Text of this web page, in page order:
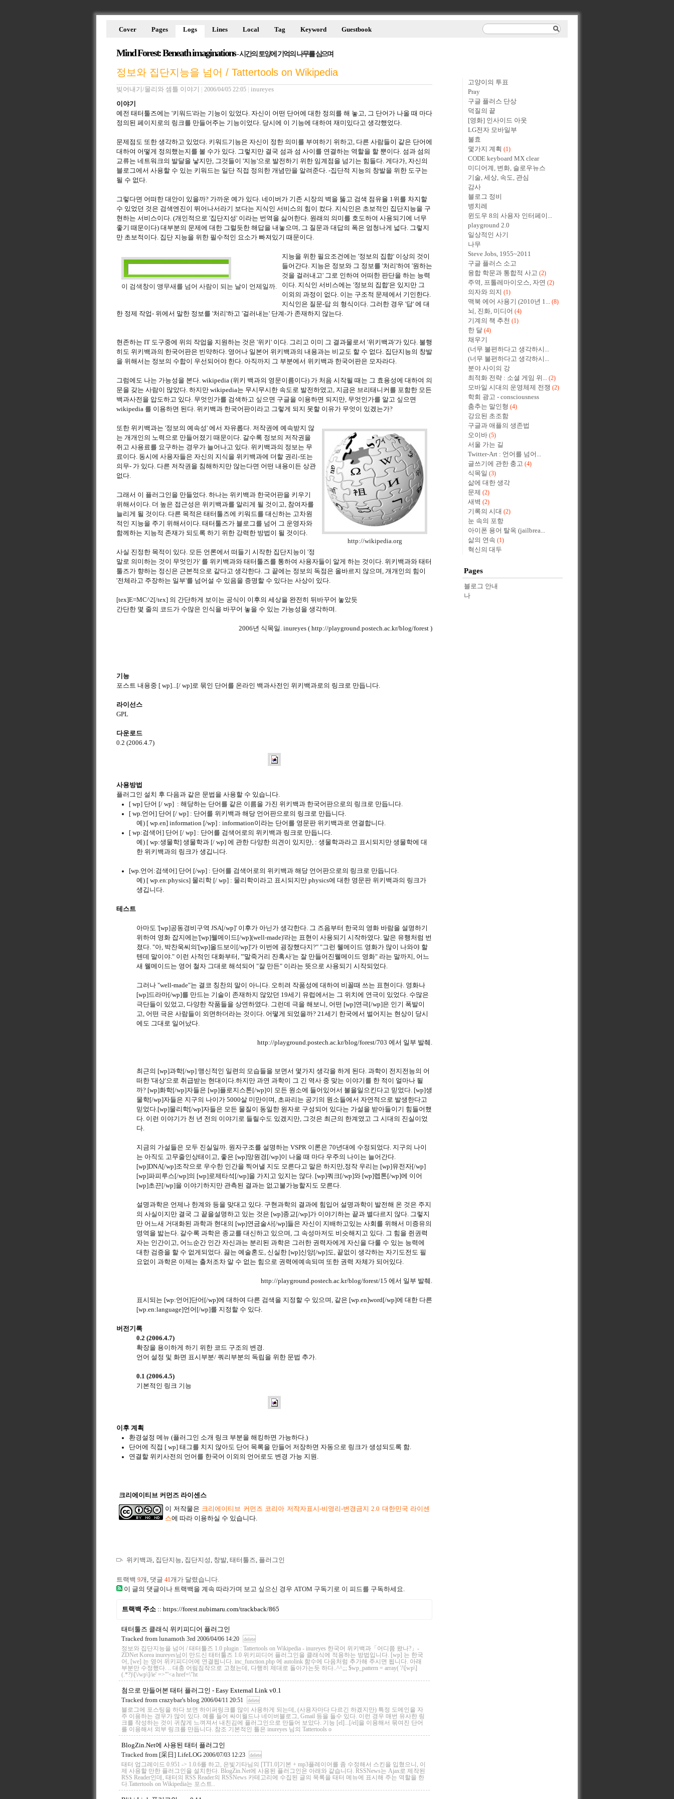
Mind Forest: Beneath imaginations- 시간의 토양에 기억의 나무를 심으며
Cover Pages Logs Lines Local Tag Keyword Guestbook
정보와 집단지능을 넘어 / Tattertools on Wikipedia
빚어내기/물리와 셈틀 이야기 2006/04/05 22:05 inureyes
이야기
예전 태터툴즈에는 '키워드'라는 기능이 있었다. 자신이 어떤 단어에 대한 정의를 해 놓고, 그 단어가 나올 때 마다
정의된 페이지로의 링크를 만들어주는 기능이었다. 당시에 이 기능에 대하여 재미있다고 생각했었다.
문제점도 또한 생각하고 있었다. 키워드기능은 자신이 정한 의미를 부여하기 위하고, 다른 사람들이 같은 단어에
대하여 어떻게 정의했는지를 볼 수가 있다. 그렇지만 결국 섬과 섬 사이를 연결하는 역할을 할 뿐이다. 섬과 섬의
교류는 네트워크의 발달을 낳지만, 그것들이 '지능'으로 발전하기 위한 임계점을 넘기는 힘들다. 게다가, 자신의
블로그에서 사용할 수 있는 키워드는 일단 직접 정의한 개념만을 알려준다. -집단적 지능의 창발을 위한 도구는
될 수 없다.
그렇다면 어떠한 대안이 있을까? 가까운 예가 있다. 네이버가 기존 시장의 벽을 뚫고 검색 점유율 1위를 차지할
수 있었던 것은 검색엔진이 뛰어나서라기 보다는 지식인 서비스의 힘이 컸다. 지식인은 초보적인 집단지능을 구
현하는 서비스이다. (개인적으로 '집단지성' 이라는 번역을 싫어한다. 원래의 의미를 호도하여 사용되기에 너무
좋기 때문이다) 대부분의 문제에 대한 그럴듯한 해답을 내놓으며, 그 질문과 대답의 폭은 엄청나게 넓다. 그렇지
만 초보적이다. 집단 지능을 위한 필수적인 요소가 빠져있기 때문이다.
이 검색창이 앵무새를 넘어 사람이 되는 날이 언제일까.
지능을 위한 필요조건에는 '정보의 집합' 이상의 것이
들어간다. 지능은 정보와 그 정보를 '처리'하여 '원하는
것을 걸러내고' 그로 인하여 어떠한 판단을 하는 능력
이다. 지식인 서비스에는 '정보의 집합'은 있지만 그
이외의 과정이 없다. 이는 구조적 문제에서 기인한다.
지식인은 질문-답 의 형식이다. 그러한 경우 '답' 에 대
한 정제 작업- 위에서 말한 정보를 '처리'하고 '걸러내는' 단계-가 존재하지 않는다.
현존하는 IT 도구중에 위의 작업을 지원하는 것은 '위키' 이다. 그리고 이미 그 결과물로서 '위키백과'가 있다. 불행
히도 위키백과의 한국어판은 빈약하다. 영어나 일본어 위키백과의 내용과는 비교도 할 수 없다. 집단지능의 창발
을 위해서는 정보의 수합이 우선되어야 한다. 아직까지 그 부분에서 위키백과 한국어판은 모자라다.
그럼에도 나는 가능성을 본다. wikipedia (위키 백과의 영문이름이다) 가 처음 시작될 때는 그 효용성에 대하여 의
문을 갖는 사람이 많았다. 하지만 wikipedia는 무시무시한 속도로 발전하였고, 지금은 브리태니커를 포함한 모든
백과사전을 압도하고 있다. 무엇인가를 검색하고 싶으면 구글을 이용하면 되지만, 무엇인가를 알고 싶으면
wikipedia 를 이용하면 된다. 위키백과 한국어판이라고 그렇게 되지 못할 이유가 무엇이 있겠는가?
http://wikipedia.org
또한 위키백과는 '정보의 예속성' 에서 자유롭다. 저작권에 예속받지 않
는 개개인의 노력으로 만들어졌기 때문이다. 갈수록 정보의 저작권을
쥐고 사용료를 요구하는 경우가 늘어나고 있다. 위키백과의 정보는 무
료이다. 동시에 사용자들은 자신의 지식을 위키백과에 더할 권리-또는
의무- 가 있다. 다른 저작권을 침해하지만 않는다면 어떤 내용이든 상관
없다.
그래서 이 플러그인을 만들었다. 하나는 위키백과 한국어판을 키우기
위해서이다. 더 높은 접근성은 위키백과를 알리게 될 것이고, 참여자를
늘리게 될 것이다. 다른 목적은 태터툴즈에 키워드를 대신하는 고차원
적인 지능을 주기 위해서이다. 태터툴즈가 블로그를 넘어 그 운영자와
함께하는 지능적 존재가 되도록 하기 위한 강력한 방법이 될 것이다.
사실 진정한 목적이 있다. 모든 언론에서 떠들기 시작한 집단지능이 '정
말로 의미하는 것이 무엇인가' 를 위키백과와 태터툴즈를 통하여 사용자들이 알게 하는 것이다. 위키백과와 태터
툴즈가 향하는 정신은 근본적으로 같다고 생각한다. 그 끝에는 정보의 독점은 올바르지 않으며, 개개인의 힘이
'전체라고 주장하는 일부'를 넘어설 수 있음을 증명할 수 있다는 사상이 있다.
[tex]E=MC^2[/tex] 의 간단하게 보이는 공식이 이후의 세상을 완전히 뒤바꾸어 놓았듯
간단한 몇 줄의 코드가 수많은 인식을 바꾸어 놓을 수 있는 가능성을 생각하며.
2006년 식목일. inureyes ( http://playground.postech.ac.kr/blog/forest )
기능
포스트 내용중 [ wp]...[/ wp]로 묶인 단어를 온라인 백과사전인 위키백과로의 링크로 만듭니다.
라이선스
GPL
다운로드
0.2 (2006.4.7)
사용방법
플러그인 설치 후 다음과 같은 문법을 사용할 수 있습니다.
[ wp] 단어 [/ wp] : 해당하는 단어를 같은 이름을 가진 위키백과 한국어판으로의 링크로 만듭니다.
[ wp.언어] 단어 [/ wp] : 단어를 위키백과 해당 언어판으로의 링크로 만듭니다.
예) [ wp.en] information [/wp] : information이라는 단어를 영문판 위키백과로 연결합니다.
[ wp:검색어] 단어 [/ wp] : 단어를 검색어로의 위키백과 링크로 만듭니다.
예) [ wp:생물학] 생물학과 [/ wp] 에 관한 다양한 의견이 있지만, : 생물학과라고 표시되지만 생물학에 대
한 위키백과의 링크가 생깁니다.
[wp.언어:검색어] 단어 [/wp] : 단어를 검색어로의 위키백과 해당 언어판으로의 링크로 만듭니다.
예) [ wp.en:physics] 물리학 [/ wp] : 물리학이라고 표시되지만 physics에 대한 영문판 위키백과의 링크가
생깁니다.
테스트
아마도 '[wp]공동경비구역 JSA[/wp]' 이후가 아닌가 생각한다. 그 즈음부터 한국의 영화 바람을 설명하기
위하여 영화 잡지에는'[wp]웰메이드[/wp](well-made)'라는 표현이 사용되기 시작하였다. 말은 유행처럼 번
졌다. "아, 박찬욱씨의'[wp]올드보이[/wp]'가 이번에 굉장했다지?" "그런 웰메이드 영화가 많이 나와야 할
텐데 말이야." 이런 사적인 대화부터, "'말죽거리 잔혹사'는 잘 만들어진웰메이드 영화" 라는 말까지, 어느
새 웰메이드는 영어 철자 그대로 해석되어 "잘 만든" 이라는 뜻으로 사용되기 시작되었다.
그러나 "well-made"는 결코 칭찬의 말이 아니다. 오히려 작품성에 대하여 비꼴때 쓰는 표현이다. 영화나
[wp]드라마[/wp]를 만드는 기술이 존재하지 않았던 19세기 유럽에서는 그 위치에 연극이 있었다. 수많은
극단들이 있었고, 다양한 작품들을 상연하였다. 그런데 극을 해보니, 어떤 [wp]연극[/wp]은 인기 폭발이
고, 어떤 극은 사람들이 외면하더라는 것이다. 어떻게 되었을까? 21세기 한국에서 벌어지는 현상이 당시
에도 그대로 일어났다.
http://playground.postech.ac.kr/blog/forest/703 에서 일부 발췌.
최근의 [wp]과학[/wp] 맹신적인 일련의 모습들을 보면서 몇가지 생각을 하게 된다. 과학이 전지전능의 어
떠한 '대상'으로 취급받는 현대이다.하지만 과연 과학이 그 긴 역사 중 맞는 이야기를 한 적이 얼마나 될
까? [wp]화학[/wp]자들은 [wp]플로지스톤[/wp]이 모든 원소에 들어있어서 불을일으킨다고 믿었다. [wp]생
물학[/wp]자들은 지구의 나이가 5000살 미만이며, 초파리는 공기의 원소들에서 자연적으로 발생한다고
믿었다.[wp]물리학[/wp]자들은 모든 물질이 동일한 원자로 구성되어 있다는 가설을 받아들이기 힘들어했
다. 이런 이야기가 천 년 전의 이야기로 들릴수도 있겠지만, 그것은 최근의 한계였고 그 시대의 진실이었
다.
지금의 가설들은 모두 진실일까. 원자구조를 설명하는 VSPR 이론은 70년대에 수정되었다. 지구의 나이
는 아직도 고무줄인상태이고, 좋은 [wp]망원경[/wp]이 나올 때 마다 우주의 나이는 늘어간다.
[wp]DNA[/wp]조작으로 우수한 인간을 찍어낼 지도 모른다고 말은 하지만,정작 우리는 [wp]유전자[/wp]
[wp]파피루스[/wp]의 [wp]로제타석[/wp]을 가지고 있지는 않다. [wp]쿼크[/wp]와 [wp]렙톤[/wp]에 이어
[wp]초끈[/wp]을 이야기하지만 관측된 결과는 없고불가능할지도 모른다.
설명과학은 언제나 한계와 등을 맞대고 있다. 구현과학의 결과에 힘입어 설명과학이 발전해 온 것은 주지
의 사실이지만 결국 그 끝을설명하고 있는 것은 [wp]종교[/wp]가 이야기하는 끝과 별다르지 않다. 그렇지
만 어느새 거대화된 과학과 현대의 [wp]연금술사[/wp]들은 자신이 지배하고있는 사회를 위해서 미증유의
영역을 밟는다. 갈수록 과학은 종교를 대신하고 있으며, 그 속성마저도 비슷해지고 있다. 그 힘을 쥔권력
자는 인간이고, 어느순간 인간 자신과는 분리된 과학은 그러한 권력자에게 자신을 다룰 수 있는 능력에
대한 검증을 할 수 없게되었다. 끓는 예술혼도, 신실한 [wp]신앙[/wp]도, 끝없이 생각하는 자기도전도 필
요없이 과학은 이제는 출처조차 알 수 없는 힘으로 권력에예속되며 또한 권력 자체가 되어있다.
http://playground.postech.ac.kr/blog/forest/15 에서 일부 발췌.
표시되는 [wp:언어]단어[/wp]에 대하여 다른 검색을 지정할 수 있으며, 같은 [wp.en]word[/wp]에 대한 다른
[wp.en:language]언어[/wp]를 지정할 수 있다.
버전기록
0.2 (2006.4.7)
확장을 용이하게 하기 위한 코드 구조의 변경.
언어 설정 및 화면 표시부분/ 쿼리부분의 독립을 위한 문법 추가.
0.1 (2006.4.5)
기본적인 링크 기능
이후 계획
환경설정 메뉴 (플러그인 소개 링크 부분을 해킹하면 가능하다.)
단어에 직접 [ wp] 태그를 치지 않아도 단어 목록을 만들어 저장하면 자동으로 링크가 생성되도록 함.
연결할 위키사전의 언어를 한국어 이외의 언어로도 변경 가능 지원.
크리에이티브 커먼즈 라이센스
이 저작물은 크리에이티브 커먼즈 코리아 저작자표시-비영리-변경금지 2.0 대한민국 라이센
스에 따라 이용하실 수 있습니다.
위키백과, 집단지능, 집단지성, 창발, 태터툴즈, 플러그인
트랙백 9개 , 댓글 41 개가 달렸습니다.
이 글의 댓글이나 트랙백을 계속 따라가며 보고 싶으신 경우 ATOM 구독기로 이 피드를 구독하세요.
트랙백 주소 :: https://forest.nubimaru.com/trackback/865
태터툴즈 클래식 위키피디어 플러그인
Tracked from lunamoth 3rd 2006/04/06 14:20 delete
정보와 집단지능을 넘어 / 태터툴즈 1.0 plugin : Tattertools on Wikipedia - inureyes 한국어 위키백과「어디쯤 왔나?」-
ZDNet Korea inureyes님이 만드신 태터툴즈 1.0 위키피디어 플러그인을 클래식에 적용하는 방법입니다. [wp] 는 한국
어, [we] 는 영어 위키피디어에 연결됩니다. inc_function.php 에 autolink 함수에 다음처럼 추가해 주시면 됩니다. 아래
부분만 수정했다. .. 대충 어림짐작으로 고쳤는데, 다행히 제대로 돌아가는듯 하다..^^;;; $wp_pattern = array( '/\[wp\]
(.*?)\[\/wp\]/ie' =>"'<a href=\"ht
첨으로 만들어본 태터 플러그인 - Easy External Link v0.1
Tracked from crazybar's blog 2006/04/11 20:51 delete
블로그에 포스팅을 하다 보면 하이퍼링크를 많이 사용하게 되는데, (사용자마다 다르긴 하겠지만) 특정 도메인을 자
주 이용하는 경우가 많이 있다. 예를 들어 싸이월드나 네이버블로그, Gmail 등을 들수 있다. 이런 경우 매번 유사한 링
크를 작성하는 것이 귀찮게 느껴져서 내친김에 플러그인으로 만들어 보았다. 기능 [el]...[/el]을 이용해서 묶여진 단어
를 이용해서 외부 링크를 만듭니다. 참조 기본적인 틀은 inureyes 님의 Tattertools o
BlogZin.Net에 사용된 태터 플러그인
Tracked from [采日] LifeLOG 2006/07/03 12:23 delete
태터 업그레이드 0.951 -> 1.0.6를 하고, 은빛기타님의 [TT1.0]기본 + mp3플레이어를 좀 수정해서 스킨을 입혔으니, 이
제 사용할 만한 플러그인을 설치한다. BlogZin.Net에 사용된 플러그인은 아래와 같습니다. RSSNews는 Ajax로 제작된
RSS Reader인데, 태터의 RSS Reader의 RSSNews 카테고리에 수집된 글의 목록을 태터 메뉴에 표시해 주는 역할을 한
다.Tattertools on Wikipedia는 포스트..
고양이의 투표
Pray
구글 플러스 단상
덕질의 끝
[영화] 인사이드 아웃
LG전자 모바일부
불효
몇가지 계획 (1)
CODE keyboard MX clear
미디어계, 변화, 슬로우뉴스
기술, 세상, 속도, 관심
감사
블로그 정비
병치레
윈도우 8의 사용자 인터페이...
playground 2.0
일상적인 사기
나무
Steve Jobs, 1955~2011
구글 플러스 소고
융합 학문과 통합적 사고 (2)
주역, 프톨레마이오스, 자연 (2)
의자와 의지 (1)
맥북 에어 사용기 (2010년 1... (8)
뇌, 진화, 미디어 (4)
기계의 책 추천 (1)
한 달 (4)
채우기
(너무 불편하다고 생각하시...
(너무 불편하다고 생각하시...
분야 사이의 강
최적화 전략 : 소셜 게임 위... (2)
모바일 시대의 운영체제 전쟁 (2)
학회 광고 - consciousness
춤추는 말인형 (4)
강요된 초조함
구글과 애플의 생존법
오이바 (5)
서울 가는 길
Twitter-Art : 언어를 넘어...
글쓰기에 관한 충고 (4)
식목일 (3)
삶에 대한 생각
문제
(2)
새벽 (2)
기록의 시대 (2)
눈 속의 포항
아이폰 용어 탈옥 (jailbrea...
삶의 연속 (1)
혁신의 대두
Pages
블로그 안내
나